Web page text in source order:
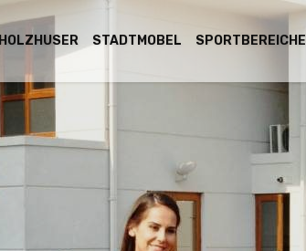
HOLZHӒUSER STADTMOBEL SPORTBEREICHE